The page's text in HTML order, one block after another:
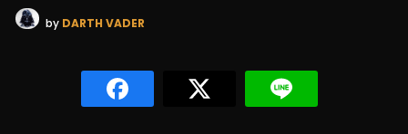
by DARTH VADER